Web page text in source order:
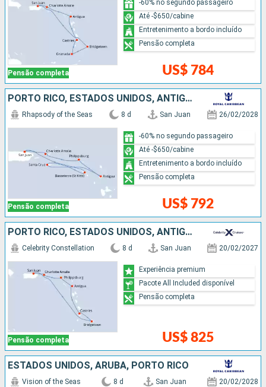
Pensão completa US$ 784
-60% no segundo passageiro
Até -$650/cabine
Entretenimento a bordo incluído
Pensão completa
PORTO RICO, ESTADOS UNIDOS, ANTIGUA E BARBUDA
Pensão completa
Rhapsody of the Seas 8 d San Juan 26/02/2028
US$ 792
-60% no segundo passageiro
Até -$650/cabine
Entretenimento a bordo incluído
Pensão completa
PORTO RICO, ESTADOS UNIDOS, ANTIGUA E BARBUDA, SANTA LUCIA, BARBADOS
Pensão completa
Celebrity Constellation 8 d San Juan 20/02/2027
US$ 825
Experiência premium
Pacote All Included disponível
Pensão completa
ESTADOS UNIDOS, ARUBA, PORTO RICO
Vision of the Seas 8 d San Juan 20/02/2028